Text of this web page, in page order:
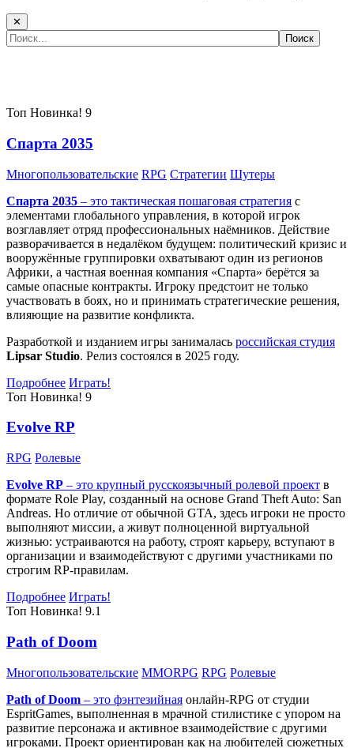
✕
Топ Новинка! 9
Спарта 2035
Многопользовательские RPG Стратегии Шутеры
Спарта 2035 – это тактическая пошаговая стратегия с
элементами глобального управления, в которой игрок
возглавляет отряд профессиональных наёмников. Действие
разворачивается в недалёком будущем: политический кризис и
вооружённые группировки охватывают один из регионов
Африки, а частная военная компания «Спарта» берётся за
самые опасные контракты. Игроку предстоит не только
участвовать в боях, но и принимать стратегические решения,
влияющие на развитие конфликта.
Разработкой и изданием игры занималась российская студия
Lipsar Studio. Релиз состоялся в 2025 году.
Подробнее Играть!
Топ Новинка! 9
Evolve RP
RPG Ролевые
Evolve RP – это крупный русскоязычный ролевой проект в
формате Role Play, созданный на основе Grand Theft Auto: San
Andreas. Но отличие от обычной GTA, здесь игроки не просто
выполняют миссии, а живут полноценной виртуальной
жизнью: устраиваются на работу, строят карьеру, вступают в
организации и взаимодействуют с другими участниками по
строгим RP-правилам.
Подробнее Играть!
Топ Новинка! 9.1
Path of Doom
Многопользовательские MMORPG RPG Ролевые
Path of Doom – это фэнтезийная онлайн-RPG от студии
EspritGames, выполненная в мрачной стилистике с упором на
развитие персонажа и активное взаимодействие с другими
игроками. Проект ориентирован как на любителей сюжетных